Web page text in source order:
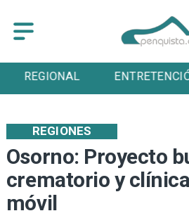
REGIONAL
Osorno: Proyecto
crematorio y
móvil
REGIONES